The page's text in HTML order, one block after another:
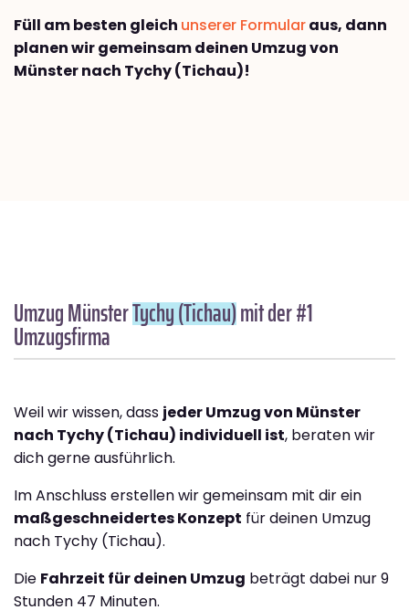
Füll am besten gleich unserer Formularaus, dann
planen wir gemeinsam deinen Umzug von
Münster nach Tychy (Tichau)!
Umzug MünsterTychy (Tichau)mit der #1
Umzugsfirma
Weil wir wissen, dass jeder Umzug von Münster
nach Tychy (Tichau) individuell ist, beraten wir
dich gerne ausführlich.
Im Anschluss erstellen wir gemeinsam mit dir ein
maßgeschneidertes Konzept für deinen Umzug
nach Tychy (Tichau).
Die Fahrzeit für deinen Umzug beträgt dabei nur 9
Stunden 47 Minuten.